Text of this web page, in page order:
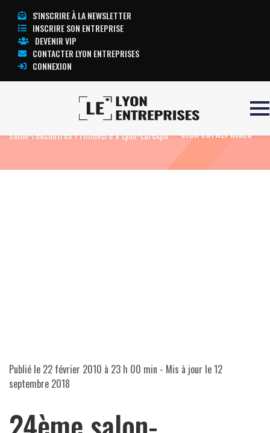
S'INSCRIRE À LA NEWSLETTER
INSCRIRE SON ENTREPRISE
DEVENIR VIP
CONTACTER LYON ENTREPRISES
CONNEXION
Agenda
24ème
salon-rencontres Primevère à Lyon-Eurexpo
TOUTE L’ACTUALITÉ
LYON ENTREPRISES
Publié le 22 février 2010 à 23 h 00 min - Mis à jour le12
septembre 2018